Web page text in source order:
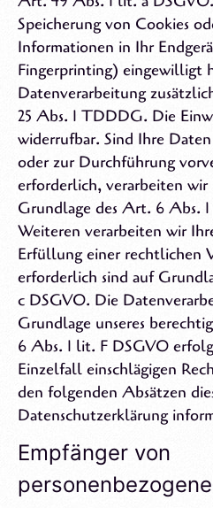
Speicherung von Cookies
Informationen in Ihr
Fingerprinting) eingewilligt
Datenverarbeitung
25 Abs. 1 TDDDG. Die
widerrufbar. Sind Ihre
oder zur Durchführung
erforderlich, verarbeiten
Grundlage des Art. 6 Abs.
Weiteren verarbeiten wir
Erfüllung einer rechtlichen
erforderlich sind auf
c DSGVO. Die
Grundlage unseres
6 Abs. 1 lit. F DSGVO
Einzelfall einschlägigen
den folgenden Absätzen
Datenschutzerklärung
Empfänger von